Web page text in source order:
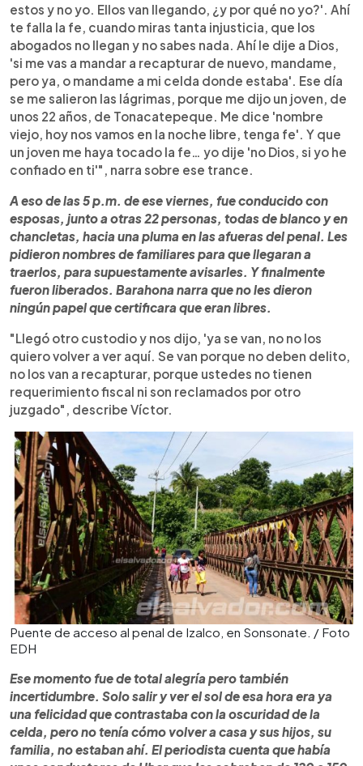
estos y no yo. Ellos van llegando, ¿y por qué no yo?'. Ahí
te falla la fe, cuando miras tanta injusticia, que los
abogados no llegan y no sabes nada. Ahí le dije a Dios,
'si me vas a mandar a recapturar de nuevo, mandame,
pero ya, o mandame a mi celda donde estaba'. Ese día
se me salieron las lágrimas, porque me dijo un joven, de
unos 22 años, de Tonacatepeque. Me dice 'nombre
viejo, hoy nos vamos en la noche libre, tenga fe'. Y que
un joven me haya tocado la fe… yo dije 'no Dios, si yo he
confiado en ti'", narra sobre ese trance.
A eso de las 5 p.m. de ese viernes, fue conducido con
esposas, junto a otras 22 personas, todas de blanco y en
chancletas, hacia una pluma en las afueras del penal. Les
pidieron nombres de familiares para que llegaran a
traerlos, para supuestamente avisarles. Y finalmente
fueron liberados. Barahona narra que no les dieron
ningún papel que certificara que eran libres.
"Llegó otro custodio y nos dijo, 'ya se van, no no los
quiero volver a ver aquí. Se van porque no deben delito,
no los van a recapturar, porque ustedes no tienen
requerimiento fiscal ni son reclamados por otro
juzgado", describe Víctor.
Puente de acceso al penal de Izalco, en Sonsonate. / Foto
EDH
Ese momento fue de total alegría pero también
incertidumbre. Solo salir y ver el sol de esa hora era ya
una felicidad que contrastaba con la oscuridad de la
celda, pero no tenía cómo volver a casa y sus hijos, su
familia, no estaban ahí. El periodista cuenta que había